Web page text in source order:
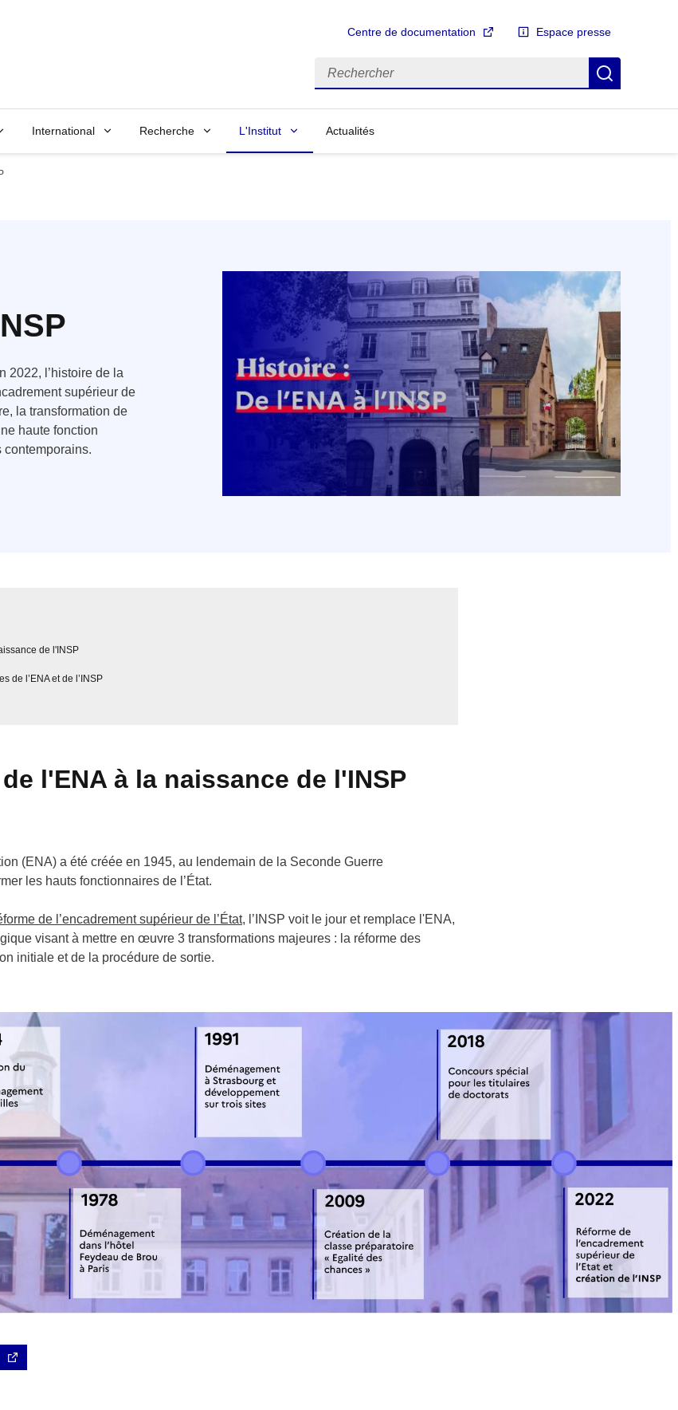
Centre de documentation Espace presse
Rechercher
International Recherche L'Institut Actualités
2022, l’histoire de la
supérieur de
la transformation de
haute fonction
contemporains.
de l'INSP
de l’ENA et de l’INSP
l'ENA à la naissance de l'INSP
(ENA) a été créée en 1945, au lendemain de la Seconde Guerre
les hauts fonctionnaires de l’État.
de l’encadrement supérieur de l’État, l’INSP voit le jour et remplace l'ENA,
visant à mettre en œuvre 3 transformations majeures : la réforme des
initiale et de la procédure de sortie.